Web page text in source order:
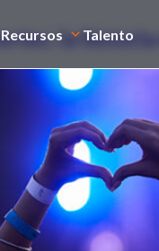
Recursos Talento
la